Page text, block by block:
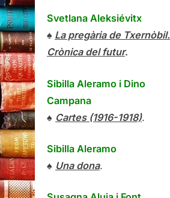
Svetlana Aleksiévitx
♠ La pregària de Txernòbil.
Crònica del futur.
Sibilla Aleramo i Dino
Campana
♠ Cartes (1916-1918).
Sibilla Aleramo
♠ Una dona.